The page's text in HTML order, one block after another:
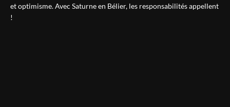
et optimisme. Avec Saturne en Bélier, les responsabilités appellent
!